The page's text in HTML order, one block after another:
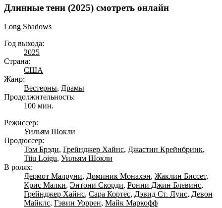
Длинные тени (2025) смотреть онлайн
Long Shadows
Год выхода:
2025
Страна:
США
Жанр:
Вестерны, Драмы
Продолжительность:
100 мин.
Режиссер:
Уильям Шокли
Продюссер:
Том Брэди, Грейнджер Хайнс, Джастин Крейнбринк,
Tiiu Loigu, Уильям Шокли
В ролях:
Дермот Малруни, Доминик Монахэн, Жаклин Биссет,
Крис Малки, Энтони Скорди, Ронни Джин Блевинс,
Грейнджер Хайнс, Сара Кортес, Дэвид Ст. Луис, Девон
Майклс, Гэвин Уоррен, Майк Маркофф